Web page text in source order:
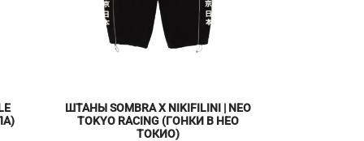
ШТАНЫ SOMBRA X NIKIFILINI | NEO
TOKYO RACING (ГОНКИ В НЕО
ТОКИО)